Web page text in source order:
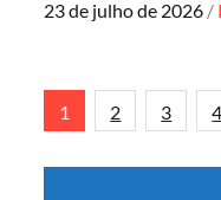
Posted
23 de julho de 2026
1 2 3 4